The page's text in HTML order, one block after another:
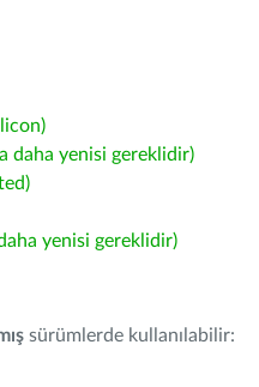
daha yenisi gereklidir)
yenisi gereklidir)
sürümlerde kullanılabilir: